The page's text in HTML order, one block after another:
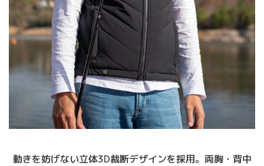
動きを妨げない立体3D裁断デザインを採用。両胸・背中